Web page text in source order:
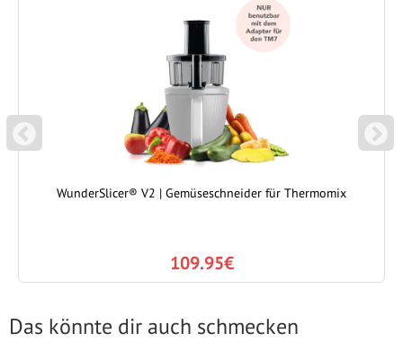
P
REVIOUS
WunderSlicer® V2 | Gemüseschneider für Thermomix
109.95€
N
EXT
Das könnte dir auch schmecken